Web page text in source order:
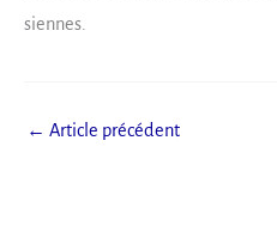
siennes.
← Article précédent